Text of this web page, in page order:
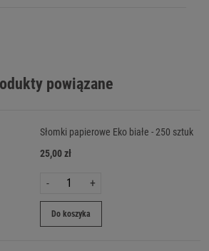
powiązane
Słomki papierowe Eko białe - 250 sztuk
25,00 zł
- +
Do koszyka